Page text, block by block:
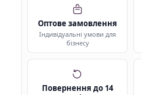
Оптове замовлення
Індивідуальні умови для
бізнесу
Повернення до 14